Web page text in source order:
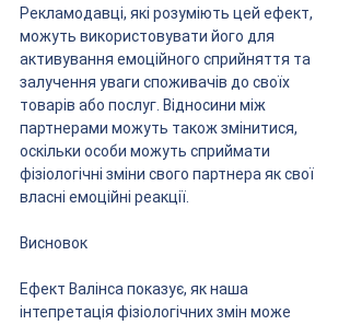
Рекламодавці, які розуміють цей ефект,
можуть використовувати його для
активування емоційного сприйняття та
залучення уваги споживачів до своїх
товарів або послуг. Відносини між
партнерами можуть також змінитися,
оскільки особи можуть сприймати
фізіологічні зміни свого партнера як свої
власні емоційні реакції.
Висновок
Ефект Валінса показує, як наша
інтепретація фізіологічних змін може